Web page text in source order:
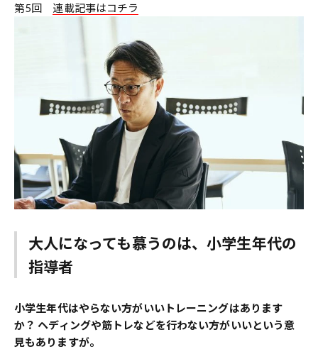
第5回 連載記事はコチラ
大人になっても慕うのは、小学生年代の
指導者
――小学生年代はやらない方がいいトレーニングはあります
か？ ヘディングや筋トレなどを行わない方がいいという意
見もありますが。